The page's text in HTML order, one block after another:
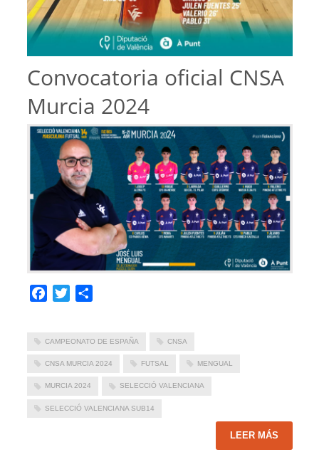
Convocatoria oficial CNSA
Murcia 2024
Facebook
Twitter
CAMPEONATO DE ESPAÑA CNSA
CNSA MURCIA 2024 FUTSAL MENGUAL
MURCIA 2024 SELECCIÓ VALENCIANA
SELECCIÓ VALENCIANA SUB14
LEER MÁS